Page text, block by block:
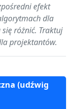
efekt
dla
różnić. Traktuj
projektantów.
(udźwig